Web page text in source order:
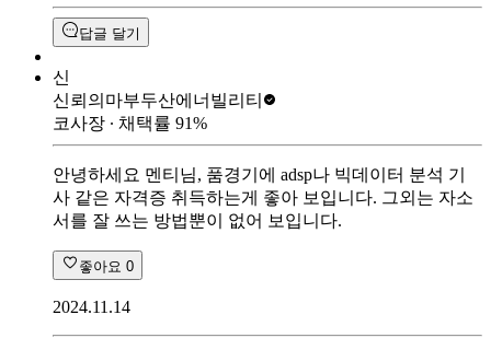
답글 달기
신
신뢰의마부두산에너빌리티
코사장 ∙ 채택률 91%
안녕하세요 멘티님, 품경기에 adsp나 빅데이터 분석 기
사 같은 자격증 취득하는게 좋아 보입니다. 그외는 자소
서를 잘 쓰는 방법뿐이 없어 보입니다.
좋아요 0
2024.11.14